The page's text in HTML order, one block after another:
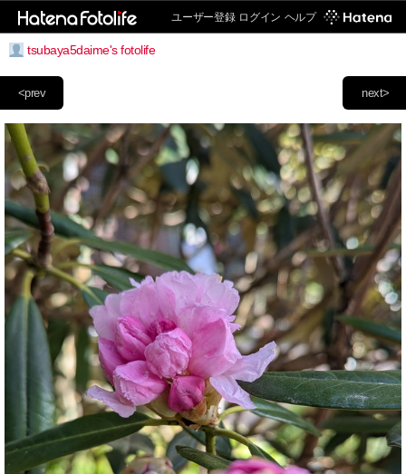
ユーザー登録 ログイン ヘルプ
tsubaya5daime's fotolife
next>
<prev